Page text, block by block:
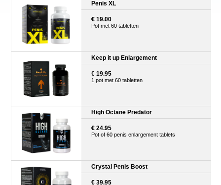
Penis XL
€ 19.00
Pot met 60 tabletten
Keep it up Enlargement
€ 19.95
1 pot met 60 tabletten
High Octane Predator
€ 24.95
Pot of 60 penis enlargement tablets
Crystal Penis Boost
€ 39.95